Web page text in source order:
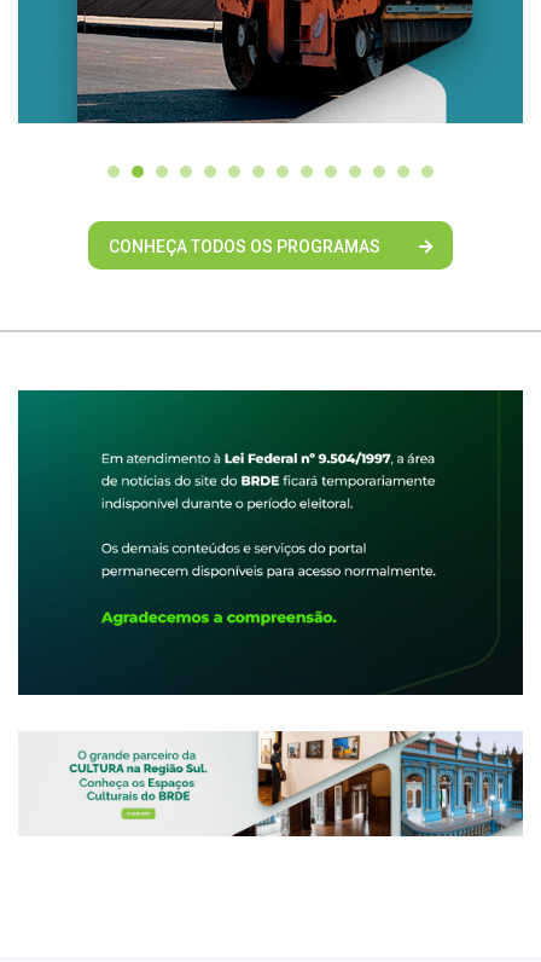
CONHEÇA TODOS OS PROGRAMAS